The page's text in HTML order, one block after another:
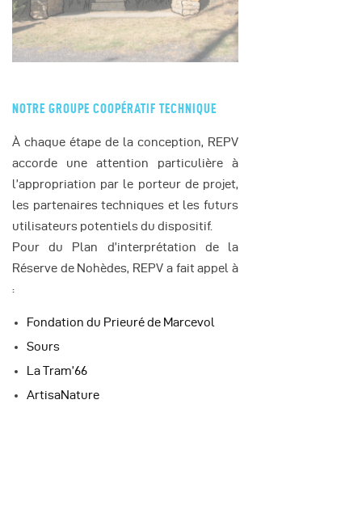
NOTRE GROUPE COOPÉRATIF TECHNIQUE
À chaque étape de la conception, REPV
accorde une attention particulière à
l’appropriation par le porteur de projet,
les partenaires techniques et les futurs
utilisateurs potentiels du dispositif.
Pour du Plan d’interprétation de la
Réserve de Nohèdes, REPV a fait appel à
:
Fondation du Prieuré de Marcevol
Sours
La Tram’66
ArtisaNature